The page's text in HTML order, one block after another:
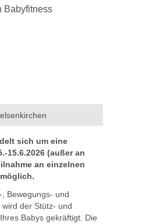
sich um eine
15.6.2026 (außer an
an einzelnen
Bewegungs- und
der Stütz- und
Babys gekräftigt. Die